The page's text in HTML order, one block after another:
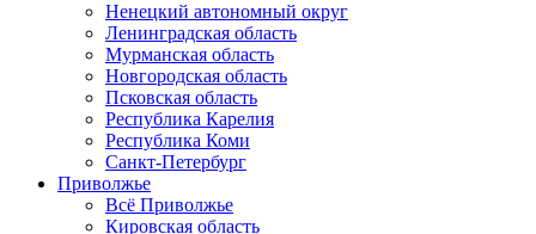
Ненецкий автономный округ
Ленинградская область
Мурманская область
Новгородская область
Псковская область
Республика Карелия
Республика Коми
Санкт-Петербург
Приволжье
Всё Приволжье
Кировская область